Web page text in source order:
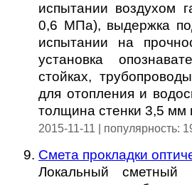
испытании воздухом
0,6 МПа), выдержка
испытании на
установка
стойках,
для отопления и
толщина стенки 3,5 мм
2015-11-11 | популярность:
Смета прокладки
Локальный